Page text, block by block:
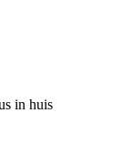
in huis